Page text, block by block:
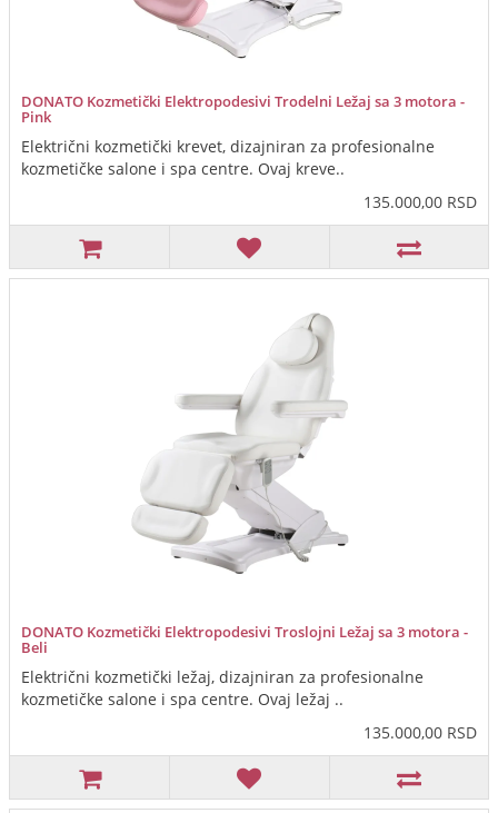
DONATO Kozmetički Elektropodesivi Trodelni Ležaj sa 3 motora -
Pink
Električni kozmetički krevet, dizajniran za profesionalne
kozmetičke salone i spa centre. Ovaj kreve..
135.000,00 RSD
DONATO Kozmetički Elektropodesivi Troslojni Ležaj sa 3 motora -
Beli
Električni kozmetički ležaj, dizajniran za profesionalne
kozmetičke salone i spa centre. Ovaj ležaj ..
135.000,00 RSD